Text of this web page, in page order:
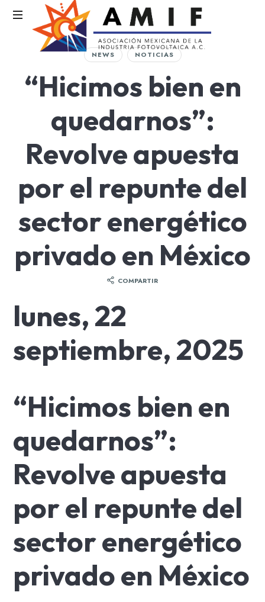
AMIF
Mexicana
de
Fotovoltaica
NEWS NOTICIAS
“Hicimos bien en
quedarnos”:
Revolve apuesta
por el repunte del
sector energético
privado en México
COMPARTIR
lunes, 22
septiembre, 2025
“Hicimos bien en
quedarnos”:
Revolve apuesta
por el repunte del
sector energético
privado en México